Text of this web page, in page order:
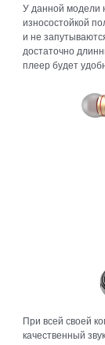
У данной модели
износостойкой
и не
достаточно
плеер будет
При всей своей
качественный